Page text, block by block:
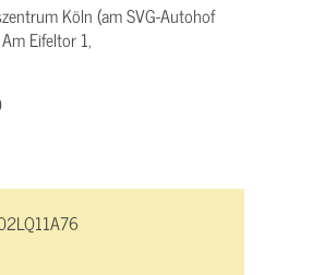
Köln (am SVG-Autohof
Eifeltor 1,